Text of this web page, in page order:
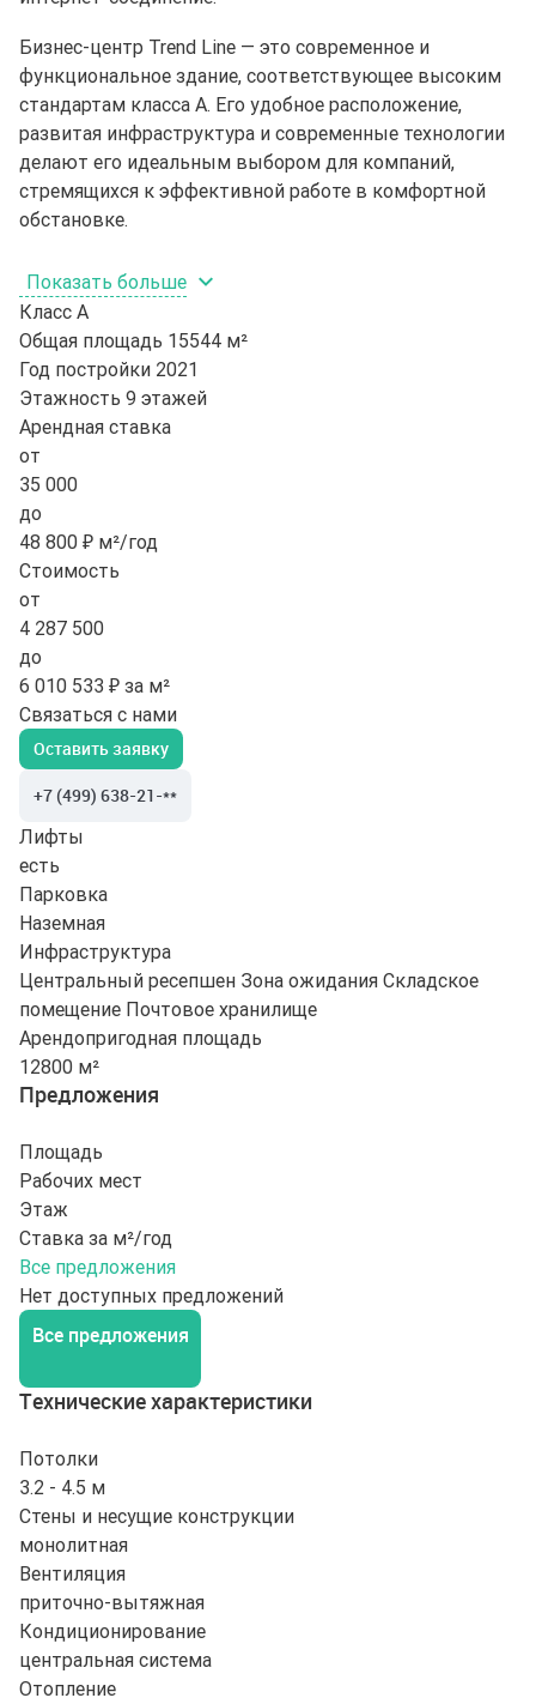
Бизнес-центр Trend Line — это современное и
функциональное здание, соответствующее высоким
стандартам класса A. Его удобное расположение,
развитая инфраструктура и современные технологии
делают его идеальным выбором для компаний,
стремящихся к эффективной работе в комфортной
обстановке.
Показать больше
Класс A
Общая площадь 15544 м²
Год постройки 2021
Этажность 9 этажей
Арендная ставка
от
35 000
до
48 800 ₽ м²/год
Стоимость
от
4 287 500
до
6 010 533 ₽ за м²
Связаться с нами
Оставить заявку
+7 (499) 638-21-**
Лифты
есть
Парковка
Наземная
Инфраструктура
Центральный ресепшен Зона ожидания Складское
помещение Почтовое хранилище
Арендопригодная площадь
12800 м²
Предложения
Площадь
Рабочих мест
Этаж
Ставка за м²/год
Все предложения
Нет доступных предложений
Все предложения
Технические характеристики
Потолки
3.2 - 4.5 м
Стены и несущие конструкции
монолитная
Вентиляция
приточно-вытяжная
Кондиционирование
центральная система
Отопление